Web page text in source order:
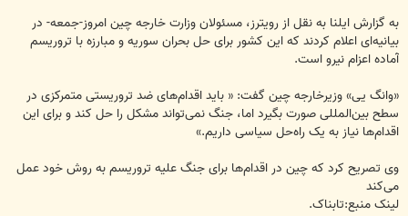
به گزارش ایلنا به نقل از رویترز، مسئولان وزارت خارجه چین امروز-جمعه- در
بیانیه‌ای اعلام کردند که این کشور برای حل بحران سوریه و مبارزه با تروریسم
آماده اعزام نیرو است.
«وانگ یی» وزیرخارجه چین گفت: « باید اقدام‌های ضد تروریستی متمرکزی در
سطح بین‌المللی صورت بگیرد اما، جنگ نمی‌تواند مشکل را حل کند و برای این
اقدام‌ها نیاز به یک راه‌حل سیاسی داریم.»
وی تصریح کرد که چین در اقدام‌ها برای جنگ علیه تروریسم به روش خود عمل
می‌کند
لینک منبع:تابناک.